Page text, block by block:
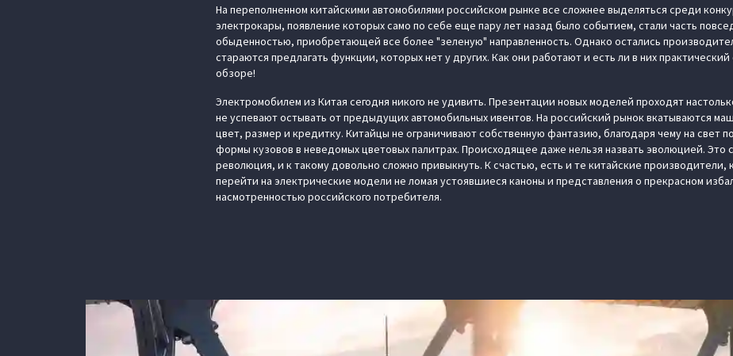
На переполненном китайскими автомобилями российском рынке все сложнее выделяться среди
электрокары, появление которых само по себе еще пару лет назад было событием, стали часть
обыденностью, приобретающей все более "зеленую" направленность. Однако остались
стараются предлагать функции, которых нет у других. Как они работают и есть ли в них
обзоре!
Электромобилем из Китая сегодня никого не удивить. Презентации новых моделей проходят
не успевают остывать от предыдущих автомобильных ивентов. На российский рынок вкатываются
цвет, размер и кредитку. Китайцы не ограничивают собственную фантазию, благодаря чему на свет
формы кузовов в неведомых цветовых палитрах. Происходящее даже нельзя назвать эволюцией. Это
революция, и к такому довольно сложно привыкнуть. К счастью, есть и те китайские производители,
перейти на электрические модели не ломая устоявшиеся каноны и представления о прекрасном
насмотренностью российского потребителя.